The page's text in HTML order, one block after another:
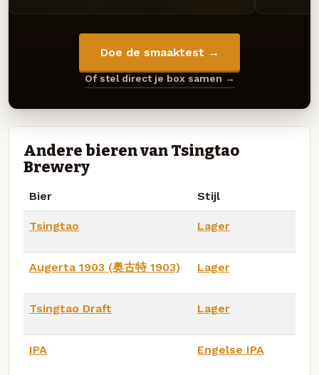
Doe de smaaktest →
Of stel direct je box samen →
Andere bieren van Tsingtao
Brewery
Bier Stijl
Tsingtao Lager
Augerta 1903 (奥古特 1903) Lager
Tsingtao Draft Lager
IPA Engelse IPA